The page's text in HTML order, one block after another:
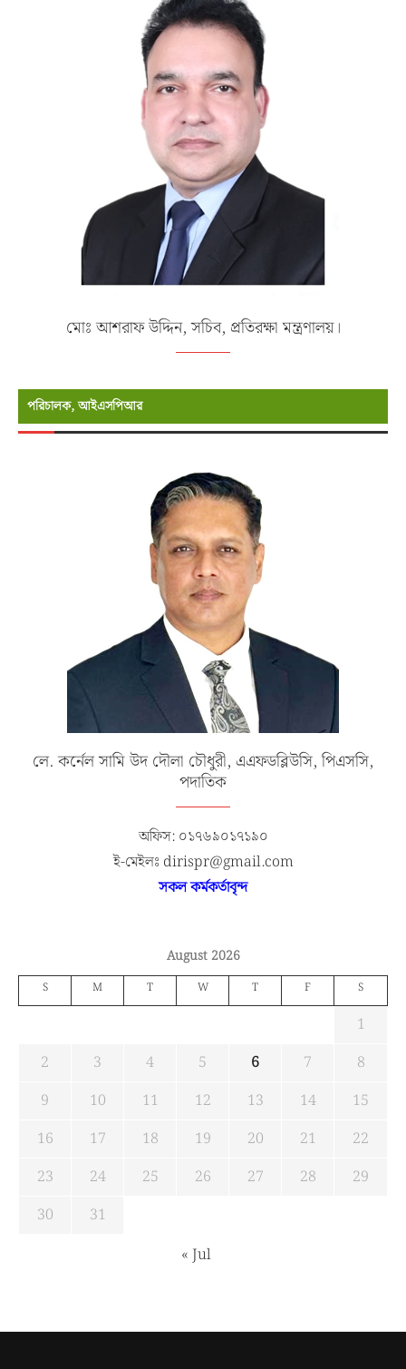
মোঃ আশরাফ উদ্দিন, সচিব, প্রতিরক্ষা মন্ত্রণালয়।
পরিচালক, আইএসপিআর
লে. কর্নেল সামি উদ দৌলা চৌধুরী, এএফডব্লিউসি, পিএসসি,
পদাতিক
অফিস: ০১৭৬৯০১৭১৯০
ই-মেইলঃ dirispr@gmail.com
সকল কর্মকর্তাবৃন্দ
August 2026
S M T W T F S
1
2
3 4 5 6 7
8
9
10 11 12 13 14
15
16
17 18 19 20 21
22
23
24 25 26 27 28
29
30
31
« Jul